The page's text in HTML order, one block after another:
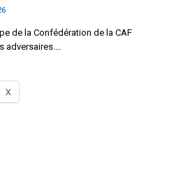
de la Confédération de la CAF
adversaires.…
X